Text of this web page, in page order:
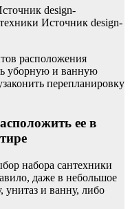
design-
Источник design-
расположения
уборную и ванную
перепланировку
ее в
набора сантехники
даже в небольшое
унитаз и ванну, либо